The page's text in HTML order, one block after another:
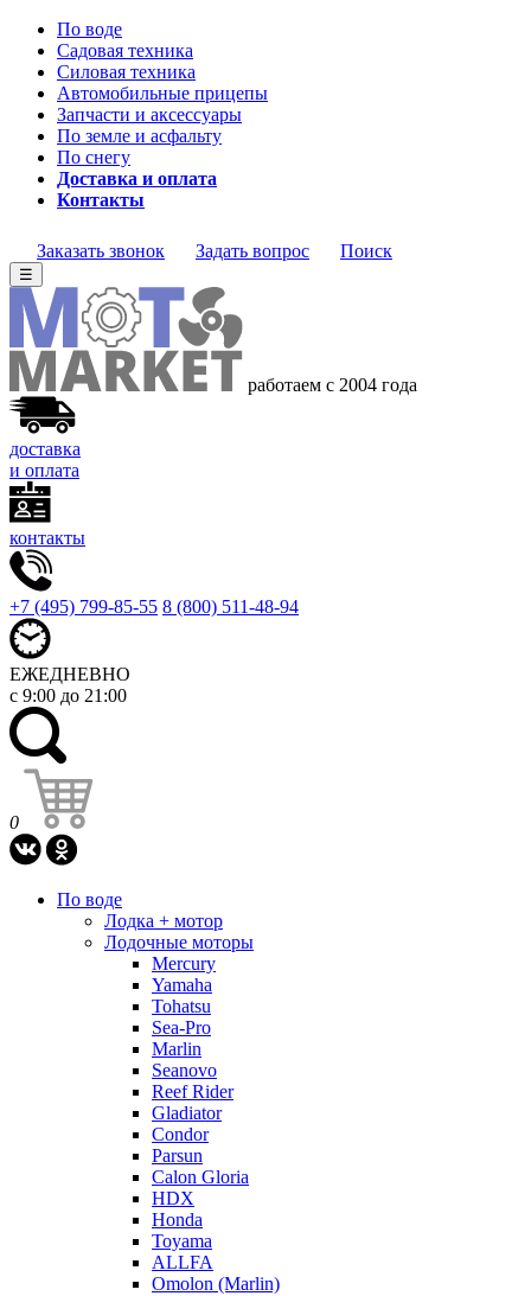
По воде
Садовая техника
Силовая техника
Автомобильные прицепы
Запчасти и аксессуары
По земле и асфальту
По снегу
Доставка и оплата
Контакты
Заказать звонок Задать вопрос Поиск
☰
работаем с 2004 года
доставка
и оплата
контакты
+7 (495) 799-85-55 8 (800) 511-48-94
ЕЖЕДНЕВНО
с 9:00 до 21:00
0
По воде
Лодка + мотор
Лодочные моторы
Mercury
Yamaha
Tohatsu
Sea-Pro
Marlin
Seanovo
Reef Rider
Gladiator
Condor
Parsun
Calon Gloria
HDX
Honda
Toyama
ALLFA
Omolon (Marlin)